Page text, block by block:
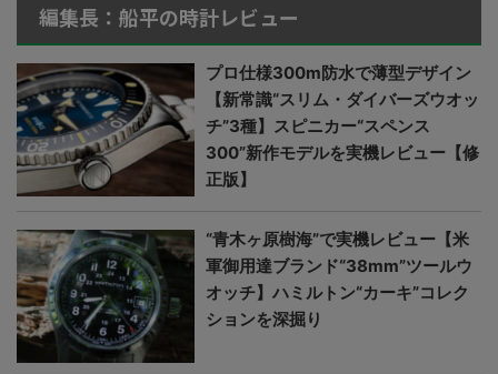
編集長：船平の時計レビュー
プロ仕様300m防水で薄型デザイン
【新常識“スリム・ダイバーズウオッ
チ”3種】スピニカー“スペンス
300”新作モデルを実機レビュー【修
正版】
“青木ヶ原樹海”で実機レビュー【米
軍御用達ブランド“38mm”ツールウ
オッチ】ハミルトン“カーキ”コレク
ションを深掘り